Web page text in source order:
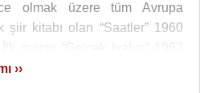
olmak üzere tüm Avrupa
kitabı olan “Saatler” 1960
››